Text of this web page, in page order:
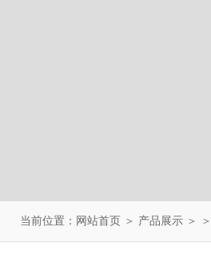
当前位置： 网站首页 ＞ 产品展示 ＞ ＞